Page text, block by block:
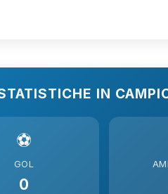
IN
⚽
GOL
0